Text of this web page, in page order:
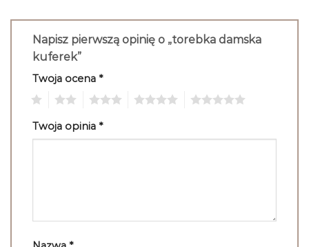
Napisz pierwszą opinię o „torebka damska
kuferek”
Twoja ocena *
Twoja opinia *